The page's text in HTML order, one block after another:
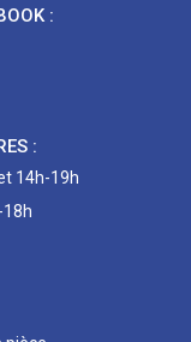
:
:
14h-19h
18h